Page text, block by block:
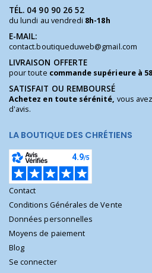
TÉL. 04 90 90 26 52
du lundi au vendredi 8h-18h
E-MAIL:
contact.boutiqueduweb@gmail.com
LIVRAISON OFFERTE
pour toute commande supérieure à
SATISFAIT OU REMBOURSÉ
Achetez en toute sérénité, vous
d'avis.
LA BOUTIQUE DES CHRÉTIENS
Contact
Conditions Générales de Vente
Données personnelles
Moyens de paiement
Blog
Se connecter